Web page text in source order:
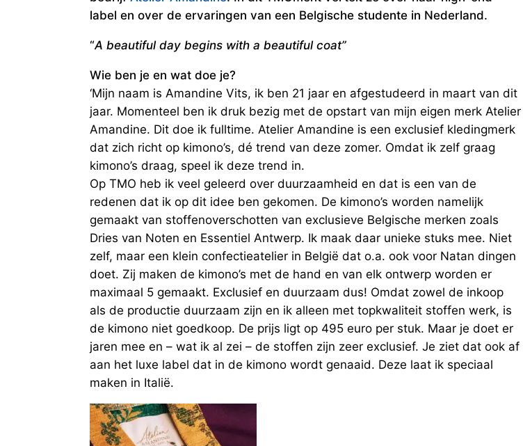
label en over de ervaringen van een Belgische studente in Nederland.
“A beautiful day begins with a beautiful coat”
Wie ben je en wat doe je?
‘Mijn naam is Amandine Vits, ik ben 21 jaar en afgestudeerd in maart van dit
jaar. Momenteel ben ik druk bezig met de opstart van mijn eigen merk Atelier
Amandine. Dit doe ik fulltime. Atelier Amandine is een exclusief kledingmerk
dat zich richt op kimono’s, dé trend van deze zomer. Omdat ik zelf graag
kimono’s draag, speel ik deze trend in.
Op TMO heb ik veel geleerd over duurzaamheid en dat is een van de
redenen dat ik op dit idee ben gekomen. De kimono’s worden namelijk
gemaakt van stoffenoverschotten van exclusieve Belgische merken zoals
Dries van Noten en Essentiel Antwerp. Ik maak daar unieke stuks mee. Niet
zelf, maar een klein confectieatelier in België dat o.a. ook voor Natan dingen
doet. Zij maken de kimono’s met de hand en van elk ontwerp worden er
maximaal 5 gemaakt. Exclusief en duurzaam dus! Omdat zowel de inkoop
als de productie duurzaam zijn en ik alleen met topkwaliteit stoffen werk, is
de kimono niet goedkoop. De prijs ligt op 495 euro per stuk. Maar je doet er
jaren mee en – wat ik al zei – de stoffen zijn zeer exclusief. Je ziet dat ook af
aan het luxe label dat in de kimono wordt genaaid. Deze laat ik speciaal
maken in Italië.